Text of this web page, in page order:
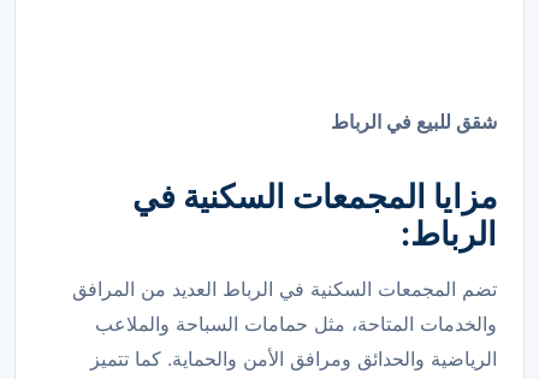
شقق للبيع في الرباط
مزايا المجمعات السكنية في
الرباط:
تضم المجمعات السكنية في الرباط العديد من المرافق
والخدمات المتاحة، مثل حمامات السباحة والملاعب
الرياضية والحدائق ومرافق الأمن والحماية. كما تتميز